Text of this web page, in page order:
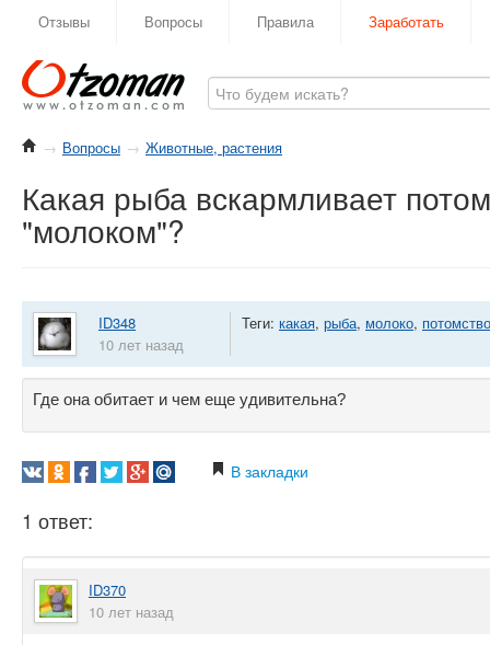
Отзывы Вопросы Правила Заработать
→ Вопросы → Животные, растения
Какая рыба вскармливает
"молоком"?
ID348
10 лет назад
Теги: какая, рыба, молоко, потомство
Где она обитает и чем еще удивительна?
В закладки
1 ответ:
ID370
10 лет назад